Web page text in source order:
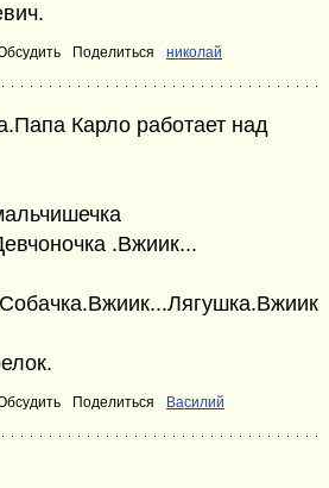
Поделиться николай
Карло работает над
.Вжиик...
Поделиться Василий